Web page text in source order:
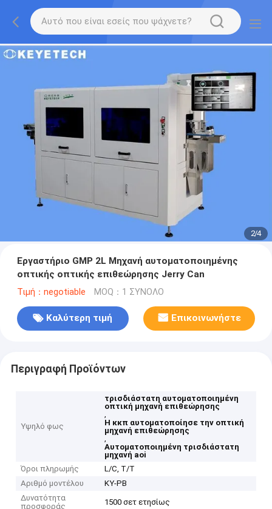
2/4
Εργαστήριο GMP 2L Μηχανή αυτοματοποιημένης
οπτικής οπτικής επιθεώρησης Jerry Can
Τιμή：negotiable MOQ：1 ΣΥΝΟΛΟ
Καλύτερη τιμή Επικοινωνήστε
Περιγραφή Προϊόντων
Υψηλό φως
τρισδιάστατη αυτοματοποιημένη
οπτική μηχανή επιθεώρησης
,
Η κκπ αυτοματοποίησε την οπτική
μηχανή επιθεώρησης
,
Αυτοματοποιημένη τρισδιάστατη
μηχανή aoi
Όροι πληρωμής
L/C, T/T
Αριθμό μοντέλου
KY-PB
Δυνατότητα
προσφοράς
1500 σετ ετησίως